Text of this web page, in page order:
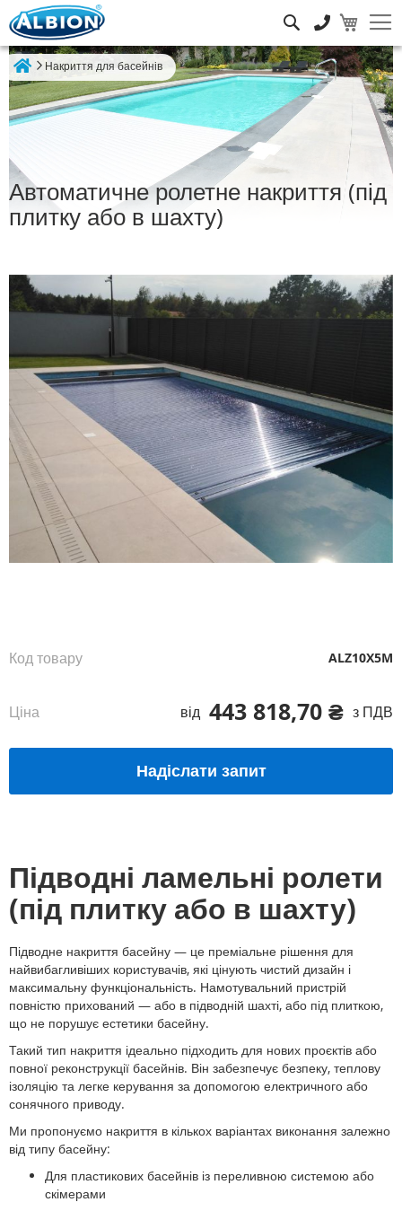
Накриття для басейнів
Автоматичне ролетне накриття (під
плитку або в шахту)
Перейти
до
кінця
зображень
443 818,70 ₴ з ПДВ
Ціна від
Код товару ALZ10X5M
Надіслати запит
Підводні ламельні ролети
(під плитку або в шахту)
Підводне накриття басейну — це преміальне рішення для
найвибагливіших користувачів, які цінують чистий дизайн і
максимальну функціональність. Намотувальний пристрій
повністю прихований — або в підводній шахті, або під плиткою,
що не порушує естетики басейну.
Такий тип накриття ідеально підходить для нових проєктів або
повної реконструкції басейнів. Він забезпечує безпеку, теплову
ізоляцію та легке керування за допомогою електричного або
сонячного приводу.
Ми пропонуємо накриття в кількох варіантах виконання залежно
від типу басейну:
Для пластикових басейнів із переливною системою або
скімерами